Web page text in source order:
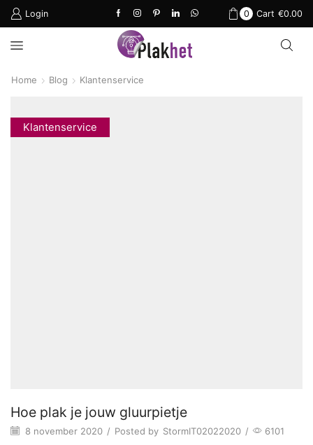
Login 0 Cart €0.00
Home Blog Klantenservice
Klantenservice
Hoe plak je jouw gluurpietje
8 november 2020 / Posted by StormIT02022020 / 6101